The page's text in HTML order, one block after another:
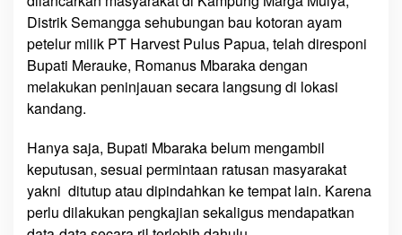
r
m
i
K
i
t
a
Distrik Semangga sehubungan bau kotoran ayam
petelur milik PT Harvest Pulus Papua, telah diresponi
Bupati Merauke, Romanus Mbaraka dengan
melakukan peninjauan secara langsung di lokasi
kandang.
Hanya saja, Bupati Mbaraka belum mengambil
keputusan, sesuai permintaan ratusan masyarakat
yakni ditutup atau dipindahkan ke tempat lain. Karena
perlu dilakukan pengkajian sekaligus mendapatkan